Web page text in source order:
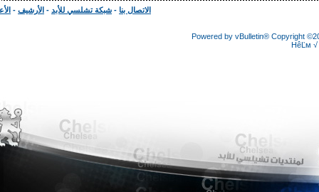
الاتصال بنا- شبكة تشلسي للأبد -الأرشيف-الأعلى
Powered by vBulletin®